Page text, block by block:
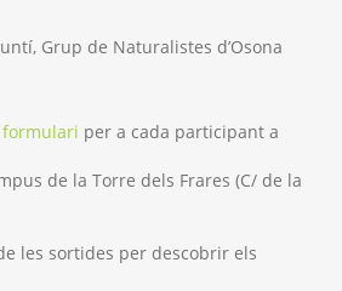
Grup de Naturalistes d’Osona
formulari per a cada participant a
de la Torre dels Frares (C/ de la
les sortides per descobrir els